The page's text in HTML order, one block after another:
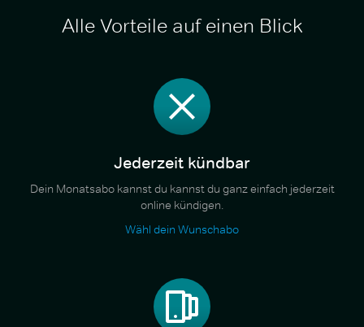
Alle Vorteile auf einen Blick
Jederzeit kündbar
Dein Monatsabo kannst du kannst du ganz einfach jederzeit
online kündigen.
Wähl dein Wunschabo